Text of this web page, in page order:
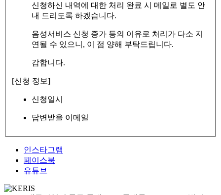
신청하신 내역에 대한 처리 완료 시 메일로 별도 안
내 드리도록 하겠습니다.
음성서비스 신청 증가 등의 이유로 처리가 다소 지
연될 수 있으니, 이 점 양해 부탁드립니다.
감합니다.
[신청 정보]
신청일시
답변받을 이메일
인스타그램
페이스북
유튜브